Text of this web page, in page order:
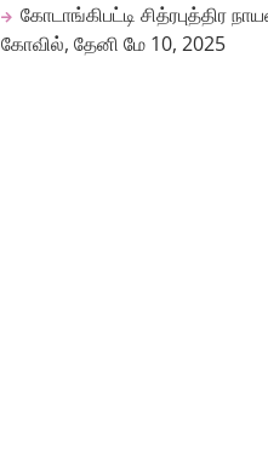
கோடாங்கிபட்டி சித்ரபுத்திர
கோவில், தேனி மே 10, 2025